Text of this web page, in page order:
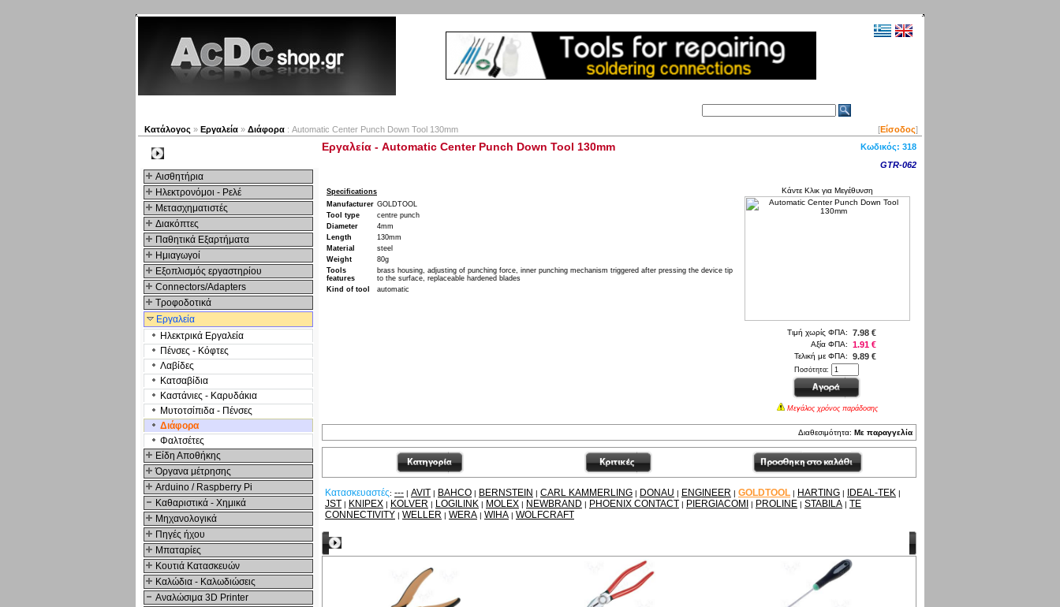
Κατάλογος » Εργαλεία » Διάφορα : Automatic Center Punch Down Tool 130mm [Είσοδος]
Αισθητήρια
Ηλεκτρονόμοι - Ρελέ
Μετασχηματιστές
Διακόπτες
Παθητικά Εξαρτήματα
Hμιαγωγοί
Εξοπλισμός εργαστηρίου
Connectors/Adapters
Τροφοδοτικά
Εργαλεία
Ηλεκτρικά Εργαλεία
Πένσες - Κόφτες
Λαβίδες
Κατσαβίδια
Καστάνιες - Καρυδάκια
Μυτοτσίπιδα - Πένσες
Διάφορα
Φαλτσέτες
Είδη Αποθήκης
Όργανα μέτρησης
Arduino / Raspberry Pi
Καθαριστικά - Χημικά
Μηχανολογικά
Πηγές ήχου
Μπαταρίες
Κουτιά Κατασκευών
Καλώδια - Καλωδιώσεις
Αναλώσιμα 3D Printer
Εργαλεία - Automatic Center Punch Down Tool 130mm Κωδικός: 318
GTR-062
Κάντε Κλικ για Μεγέθυνση
Τιμή χωρίς ΦΠΑ: 7.98 €
Αξία ΦΠΑ: 1.91 €
Τελική με ΦΠΑ: 9.89 €
Ποσότητα:
Μεγάλος χρόνος παράδοσης
Specifications
Manufacturer GOLDTOOL
Tool type
centre punch
Diameter
4mm
Length
130mm
Material
steel
Weight
80g
Tools
features
brass housing, adjusting of punching force, inner punching mechanism triggered after pressing the device tip
to the surface, replaceable hardened blades
Kind of tool
automatic
Διαθεσιμότητα: Με παραγγελία
Κατασκευαστές: --- | AVIT | BAHCO | BERNSTEIN | CARL KAMMERLING | DONAU | ENGINEER | GOLDTOOL | HARTING | IDEAL-TEK |
JST | KNIPEX | KOLVER | LOGILINK | MOLEX | NEWBRAND | PHOENIX CONTACT | PIERGIACOMI | PROLINE | STABILA | TE
CONNECTIVITY | WELLER | WERA | WIHA | WOLFCRAFT